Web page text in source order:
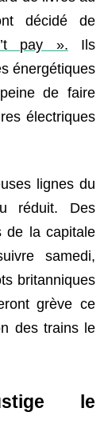
décidé de
pay ».
Ils
énergétiques
de faire
électriques
lignes du
réduit. Des
de la capitale
samedi,
britanniques
grève ce
des trains le
le